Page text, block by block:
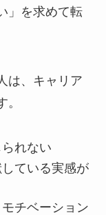
」を求めて転
は、キャリア
れない
ている実感が
チベーション